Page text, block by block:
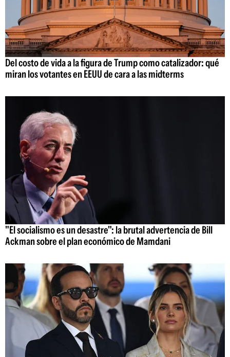
Del costo de vida a la figura de Trump como catalizador: qué
miran los votantes en EEUU de cara a las midterms
"El socialismo es un desastre": la brutal advertencia de Bill
Ackman sobre el plan económico de Mamdani